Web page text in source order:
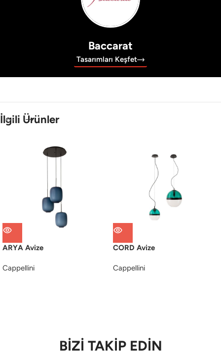
Baccarat
Tasarımları Keşfet
İlgili Ürünler
ARYA Avize
Cappellini
CORD Avize
Cappellini
BİZİ TAKİP EDİN